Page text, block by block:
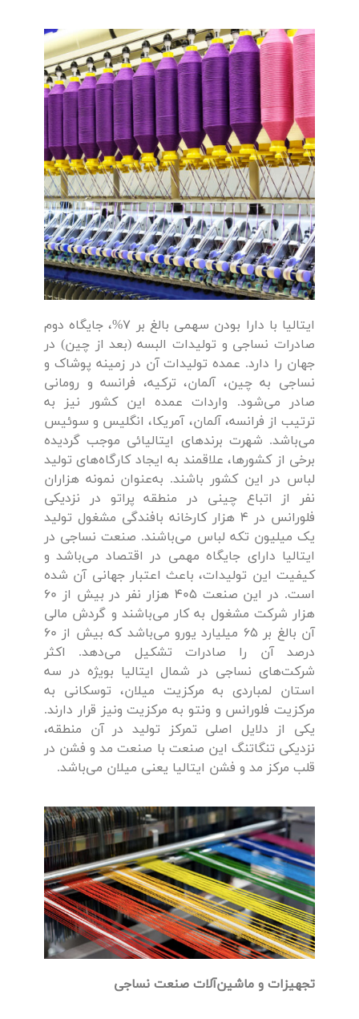
ایتالیا با دارا بودن سهمی بالغ بر 7%، جایگاه دوم
صادرات نساجی و تولیدات البسه (بعد از چین) در
جهان را دارد. عمده تولیدات آن در زمینه پوشاک و
نساجی به چین، آلمان، ترکیه، فرانسه و رومانی
صادر می‌شود. واردات عمده این کشور نیز به
ترتیب از فرانسه، آلمان، آمریکا، انگلیس و سوئیس
می‌باشد. شهرت برندهای ایتالیائی موجب گردیده
برخی از کشورها، علاقمند به ایجاد کارگاه‌های تولید
لباس در این کشور باشند. به‌عنوان نمونه هزاران
نفر از اتباع چینی در منطقه پراتو در نزدیکی
فلورانس در 4 هزار کارخانه بافندگی مشغول تولید
یک میلیون تکه لباس می‌باشند. صنعت نساجی در
ایتالیا دارای جایگاه مهمی در اقتصاد می‌باشد و
کیفیت این تولیدات، باعث اعتبار جهانی آن شده
است. در این صنعت 405 هزار نفر در بیش از 60
هزار شرکت مشغول به کار می‌باشند و گردش مالی
آن بالغ بر 65 میلیارد یورو می‌باشد که بیش از 60
درصد آن را صادرات تشکیل می‌دهد. اکثر
شرکت‌های نساجی در شمال ایتالیا بویژه در سه
استان لمباردی به مرکزیت میلان، توسکانی به
مرکزیت فلورانس و ونتو به مرکزیت ونیز قرار دارند.
یکی از دلایل اصلی تمرکز تولید در آن منطقه،
نزدیکی تنگاتنگ این صنعت با صنعت مد و فشن در
قلب مرکز مد و فشن ایتالیا یعنی میلان می‌باشد.
تجهیزات و ماشین‌آلات صنعت نساجی